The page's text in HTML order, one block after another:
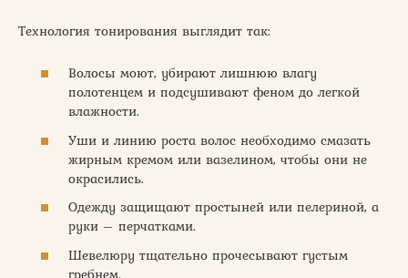
Технология тонирования выглядит так:
Волосы моют, убирают лишнюю влагу
полотенцем и подсушивают феном до легкой
влажности.
Уши и линию роста волос необходимо смазать
жирным кремом или вазелином, чтобы они не
окрасились.
Одежду защищают простыней или пелериной, а
руки – перчатками.
Шевелюру тщательно прочесывают густым